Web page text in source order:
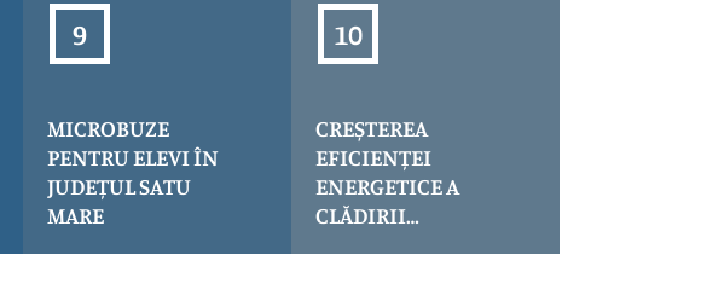
MARAMUREȘ, KM
1+300 – 41+300
AND TRACKING,
acronim PROTECT
MICROBUZE
PENTRU ELEVI ÎN
JUDEȚUL SATU
MARE
CREȘTEREA
EFICIENȚEI
ENERGETICE A
CLĂDIRII